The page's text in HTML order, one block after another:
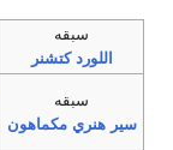
سبقه
اللورد كتشنر
سبقه
سير هنري مكماهون